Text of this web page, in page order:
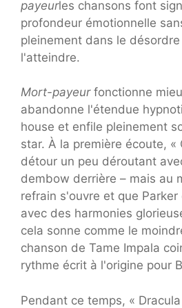
payeurles chansons font
profondeur émotionnelle
pleinement dans le
l'atteindre.
Mort-payeurfonctionne
abandonne l'étendue
house et enfile pleinement
star. À la première écoute, «
détour un peu déroutant
dembow derrière – mais au
refrain s'ouvre et que
avec des harmonies
cela sonne comme le
chanson de Tame Impala
rythme écrit à l'origine pour
Pendant ce temps, «